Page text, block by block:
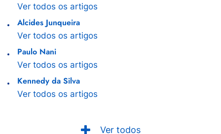
Ver todos os artigos
Alcides Junqueira
Ver todos os artigos
Paulo Nani
Ver todos os artigos
Kennedy da Silva
Ver todos os artigos
Ver todos